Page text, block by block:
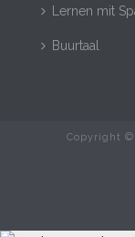
Lernen mit
Buurtaal
Copyright ©